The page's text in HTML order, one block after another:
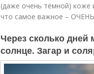
(даже очень тёмной) коже
что самое важное –
Через сколько дней
солнце. Загар и